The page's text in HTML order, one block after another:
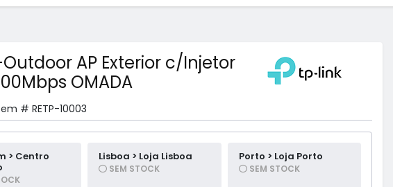
Outdoor AP Exterior c/Injetor
OMADA
# RETP-10003
> Centro
Lisboa > Loja Lisboa
SEM STOCK
Porto > Loja Porto
SEM STOCK